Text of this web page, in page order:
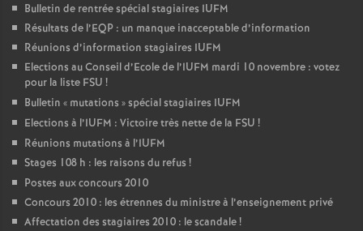
Bulletin de rentrée spécial stagiaires IUFM
Résultats de l’EQP : un manque inacceptable d’information
Réunions d’information stagiaires IUFM
Elections au Conseil d’Ecole de l’IUFM mardi 10 novembre : votez
pour la liste FSU !
Bulletin « mutations » spécial stagiaires IUFM
Elections à l’IUFM : Victoire très nette de la FSU !
Réunions mutations à l’IUFM
Stages 108 h : les raisons du refus !
Postes aux concours 2010
Concours 2010 : les étrennes du ministre à l’enseignement privé
Affectation des stagiaires 2010 : le scandale!